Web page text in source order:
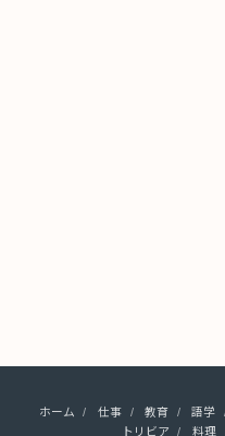
ホーム 仕事 教育 語学
トリビア
料理